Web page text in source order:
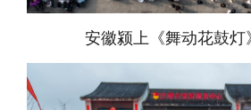
安徽颍上《舞动花鼓灯